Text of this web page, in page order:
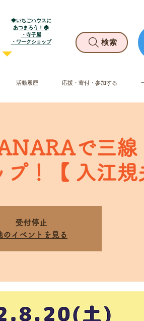
🍓いちごハウスに
あつまろう！🏠
・寺子屋
​・ワークショップ
検索
活動履歴 応援・寄付・参加する
で三線
プ！【 入江規
受付停止
のイベントを見る